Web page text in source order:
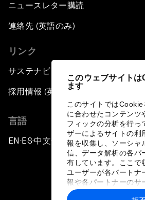
このウェブサイト
ます
このサイトでは
に合わせたコンテンツ
フィックの分析を行っ
ザーによるサイトの利
報を収集し、ソーシャ
信、データ解析の各パ
有しています。ここで
ユーザーが各パートナ
報や各パートナーのサ
に収集された情報と
ニュースレター購読
連絡先 (英語のみ)
リンク
サステナビリティへの取り組み
採用情報 (英語のみ)
言語
EN ▪ES▪中文▪ 日本語